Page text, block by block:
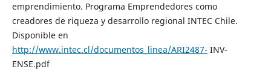
emprendimiento. Programa Emprendedores como
creadores de riqueza y desarrollo regional INTEC Chile.
Disponible en
http://www.intec.cl/documentos_linea/ARI2487- INV-
ENSE.pdf